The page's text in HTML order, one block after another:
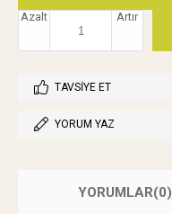
Artır
Azalt
TAVSIYE ET
YORUM YAZ
YORUMLAR(0)